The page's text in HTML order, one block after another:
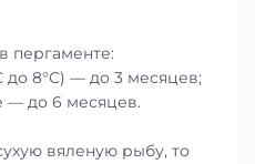
пергаменте:
до 8°С) — до 3 месяцев;
— до 6 месяцев.
вяленую рыбу, то